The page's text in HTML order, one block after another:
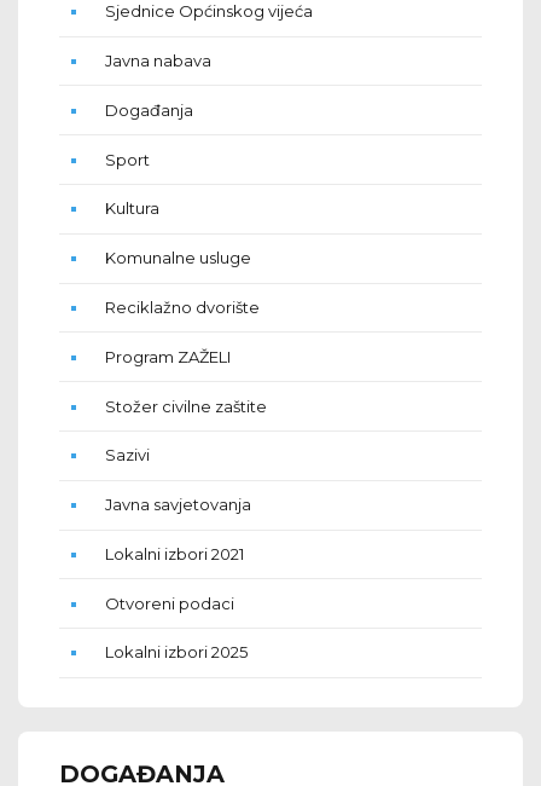
Sjednice Općinskog vijeća
Javna nabava
Događanja
Sport
Kultura
Komunalne usluge
Reciklažno dvorište
Program ZAŽELI
Stožer civilne zaštite
Sazivi
Javna savjetovanja
Lokalni izbori 2021
Otvoreni podaci
Lokalni izbori 2025
DOGAĐANJA